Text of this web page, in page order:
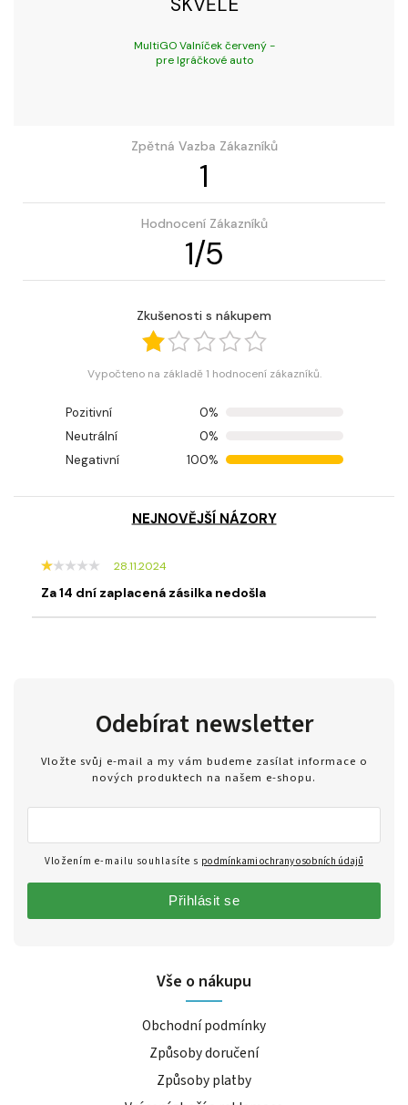
MultiGO Valníček červený -
pre Igráčkové auto
Zpětná Vazba Zákazníků
1
Hodnocení Zákazníků
1/5
Zkušenosti s nákupem
Vypočteno na základě 1 hodnocení zákazníků.
Pozitivní
0%
Neutrální
0%
Negativní
100%
NEJNOVĚJŠÍ NÁZORY
28.11.2024
Za 14 dní zaplacená zásilka nedošla
Vše o nákupu
Obchodní podmínky
Způsoby doručení
Způsoby platby
Odebírat newsletter
Vložte svůj e-mail a my vám budeme zasílat informace o
nových produktech na našem e-shopu.
Vložením e-mailu souhlasíte s podmínkami ochrany osobních údajů
Přihlásit se